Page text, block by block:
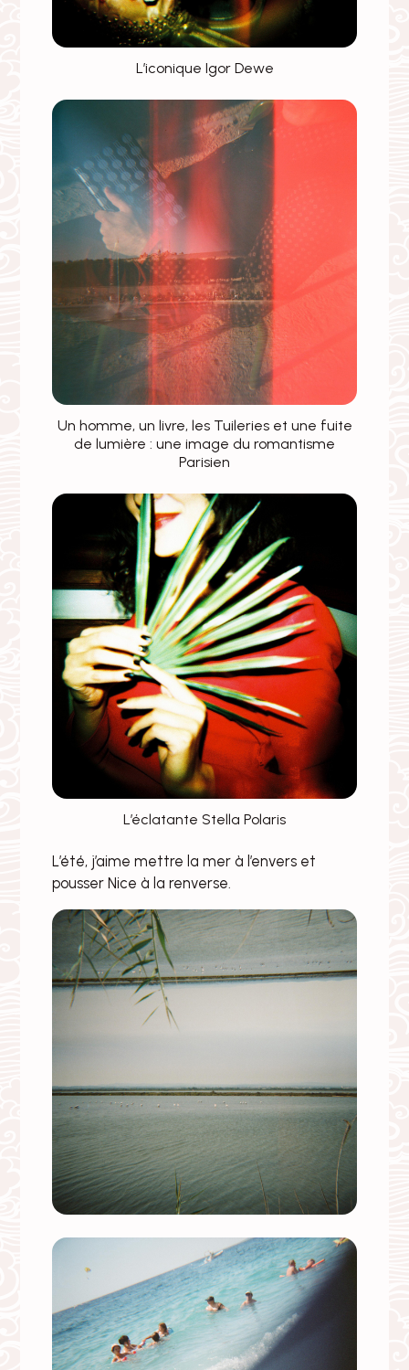
L’iconique Igor Dewe
Un homme, un livre, les Tuileries et une fuite
de lumière : une image du romantisme
Parisien
L’éclatante Stella Polaris
L’été, j’aime mettre la mer à l’envers et
pousser Nice à la renverse.